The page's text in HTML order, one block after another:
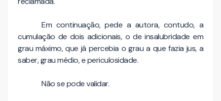
Em continuação, pede a autora, contudo, a
cumulação de dois adicionais, o de insalubridade em
grau máximo, que já percebia o grau a que fazia jus, a
saber, grau médio, e periculosidade.
Não se pode validar.